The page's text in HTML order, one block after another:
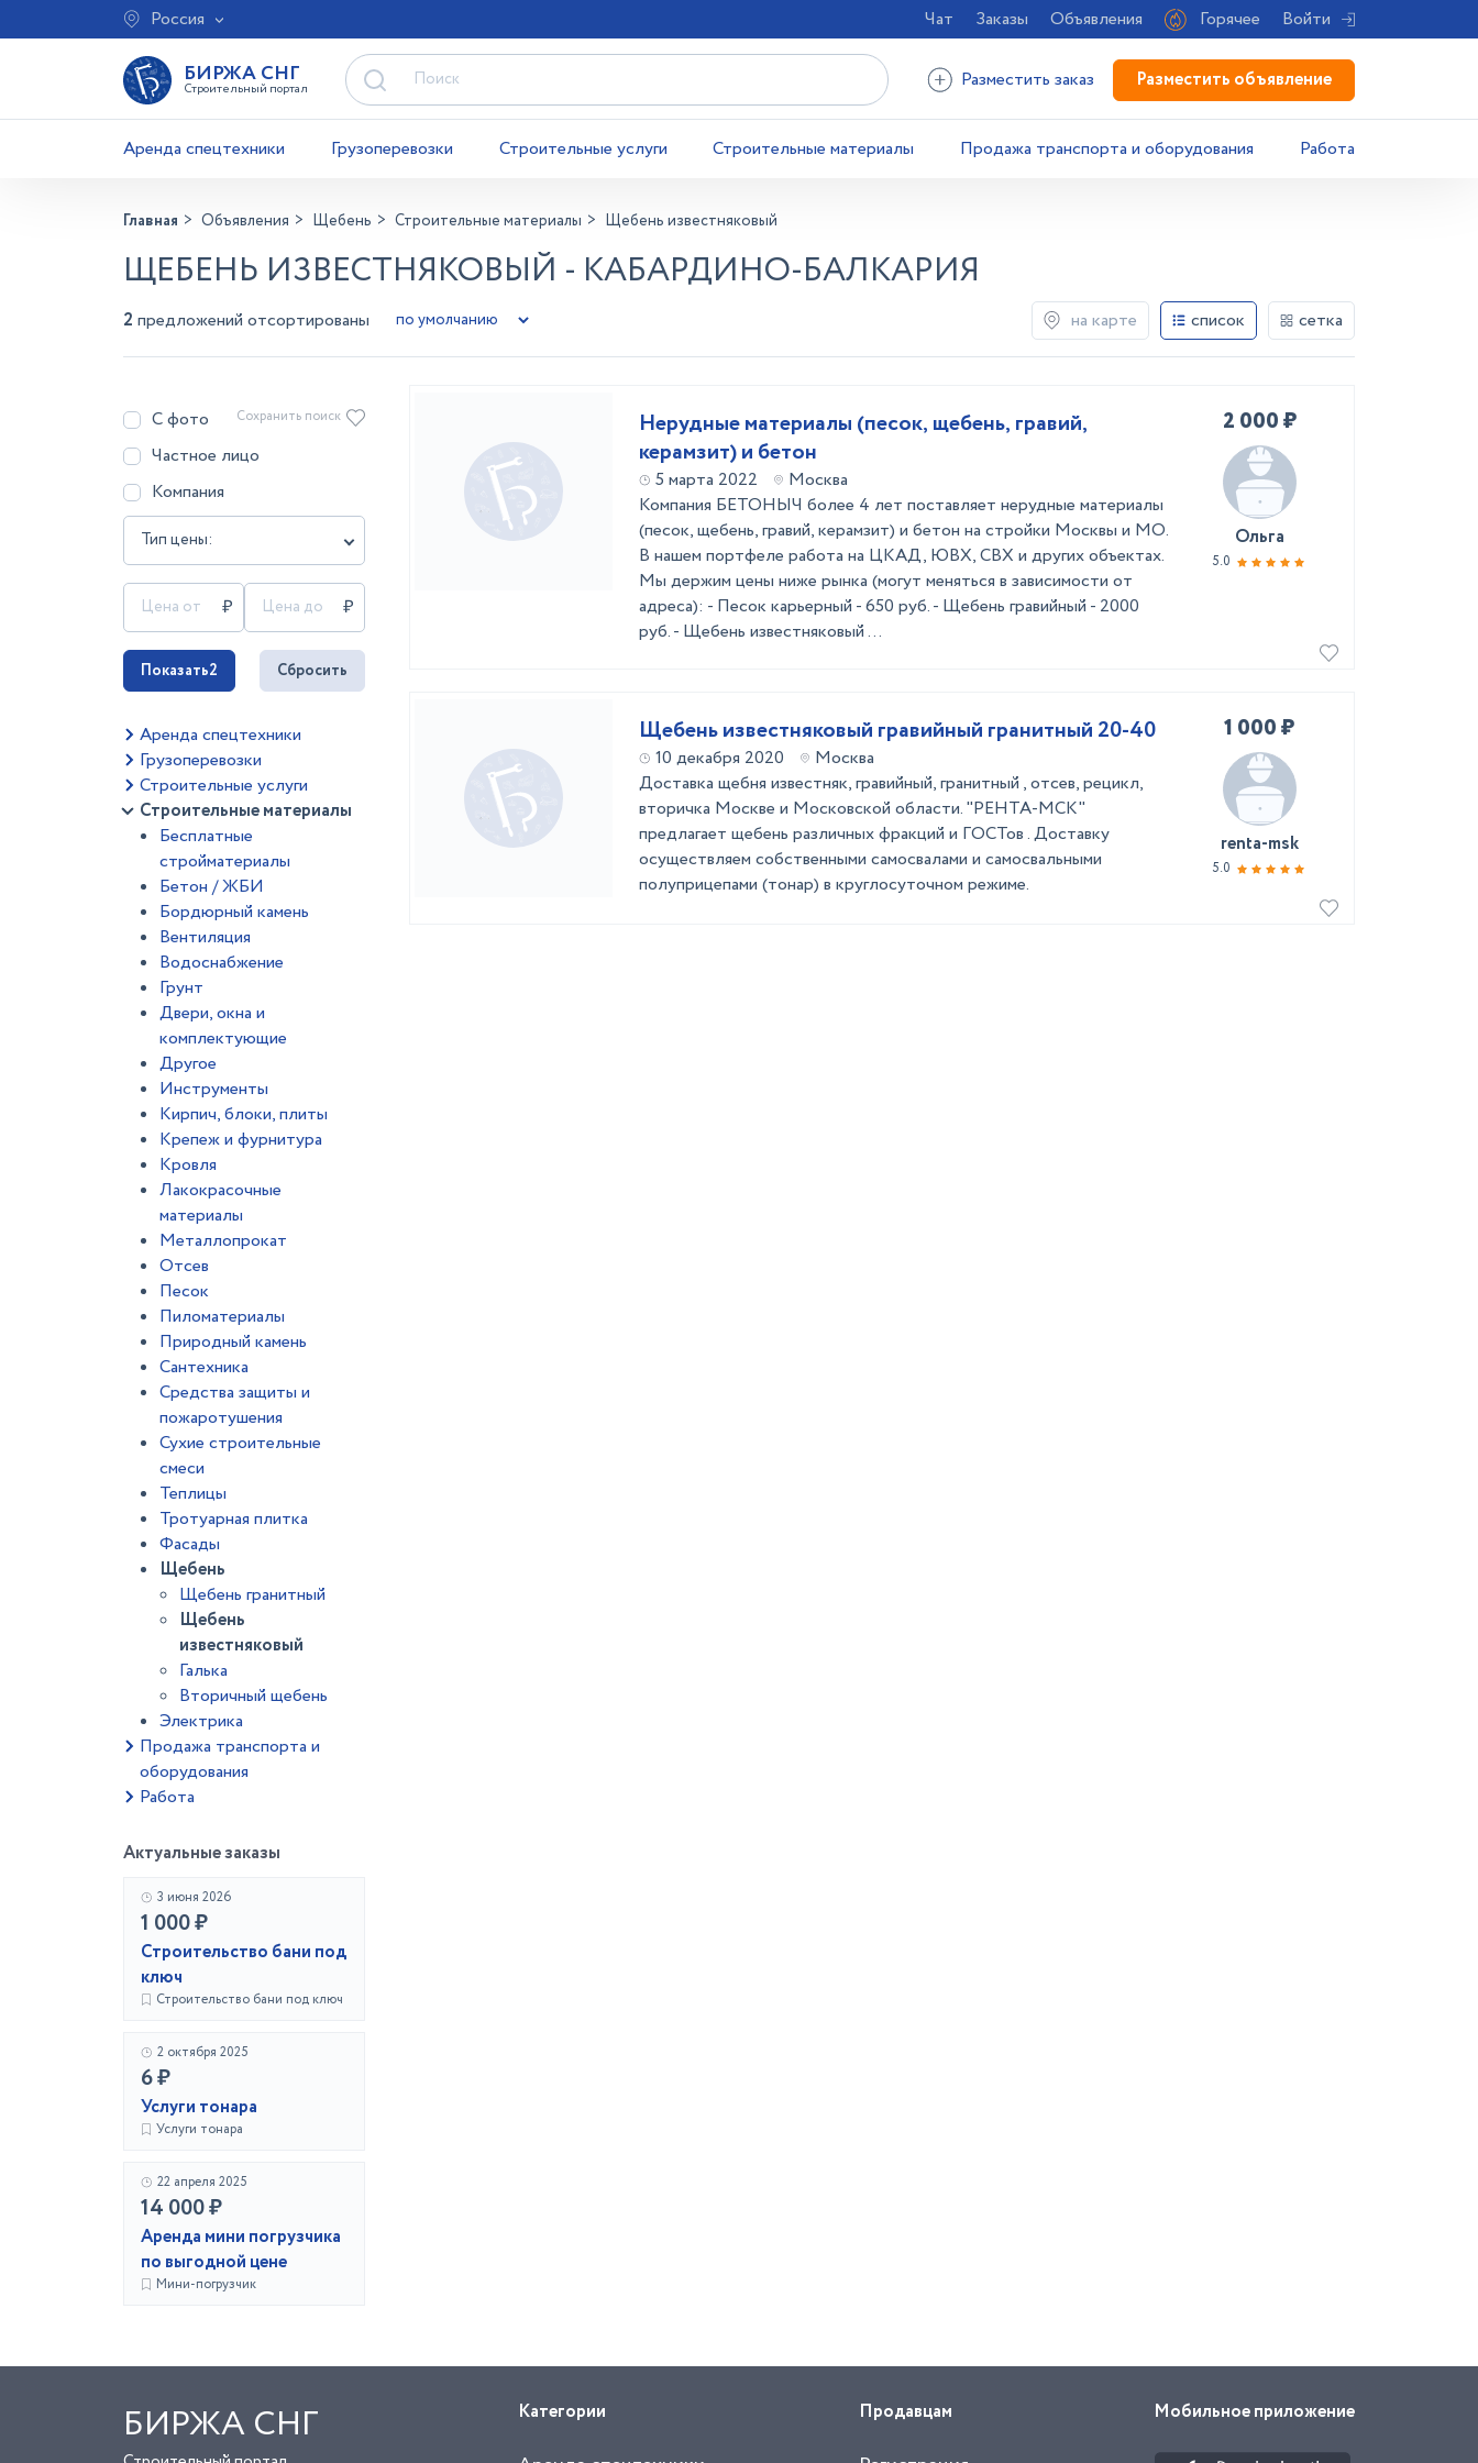
Россия Чат Заказы Объявления Горячее Войти
БИРЖА СНГ
Строительный портал Разместить заказ Разместить объявление
Аренда спецтехники Грузоперевозки Строительные услуги Строительные материалы Продажа транспорта и оборудования Работа
Главная Объявления Щебень Строительные материалы Щебень известняковый
ЩЕБЕНЬ ИЗВЕСТНЯКОВЫЙ - КАБАРДИНО-БАЛКАРИЯ
2 предложений отсортированы на карте список сетка
С фото
Частное лицо
Компания
Тип цены:
Сохранить поиск
Показать2 Сбросить
Аренда спецтехники
Грузоперевозки
Строительные услуги
Строительные материалы
Бесплатные
стройматериалы
Бетон / ЖБИ
Бордюрный камень
Вентиляция
Водоснабжение
Грунт
Двери, окна и
комплектующие
Другое
Инструменты
Кирпич, блоки, плиты
Крепеж и фурнитура
Кровля
Лакокрасочные
материалы
Металлопрокат
Отсев
Песок
Пиломатериалы
Природный камень
Сантехника
Средства защиты и
пожаротушения
Сухие строительные
смеси
Теплицы
Тротуарная плитка
Фасады
Щебень
Щебень гранитный
Щебень
известняковый
Галька
Вторичный щебень
Электрика
Продажа транспорта и
оборудования
Работа
Актуальные заказы
3 июня 2026
1 000 ₽
Строительство бани под
ключ
Строительство бани под ключ
2 октября 2025
6 ₽
Услуги тонара
Услуги тонара
22 апреля 2025
14 000 ₽
Аренда мини погрузчика
по выгодной цене
Мини-погрузчик
Нерудные материалы (песок, щебень, гравий,
керамзит) и бетон
5 марта 2022
Москва
Компания БЕТОНЫЧ более 4 лет поставляет нерудные материалы
(песок, щебень, гравий, керамзит) и бетон на стройки Москвы и МО.
В нашем портфеле работа на ЦКАД, ЮВХ, СВХ и других объектах.
Мы держим цены ниже рынка (могут меняться в зависимости от
адреса): - Песок карьерный - 650 руб. - Щебень гравийный - 2000
руб. - Щебень известняковый ...
2 000 ₽
Ольга
5.0
Щебень известняковый гравийный гранитный 20-40
10 декабря 2020
Москва
Доставка щебня известняк, гравийный, гранитный , отсев, рецикл,
вторичка Москве и Московской области. "РЕНТА-МСК"
предлагает щебень различных фракций и ГОСТов . Доставку
осуществляем собственными самосвалами и самосвальными
полуприцепами (тонар) в круглосуточном режиме.
1 000 ₽
renta-msk
5.0
БИРЖА СНГ Категории Продавцам Мобильное приложение